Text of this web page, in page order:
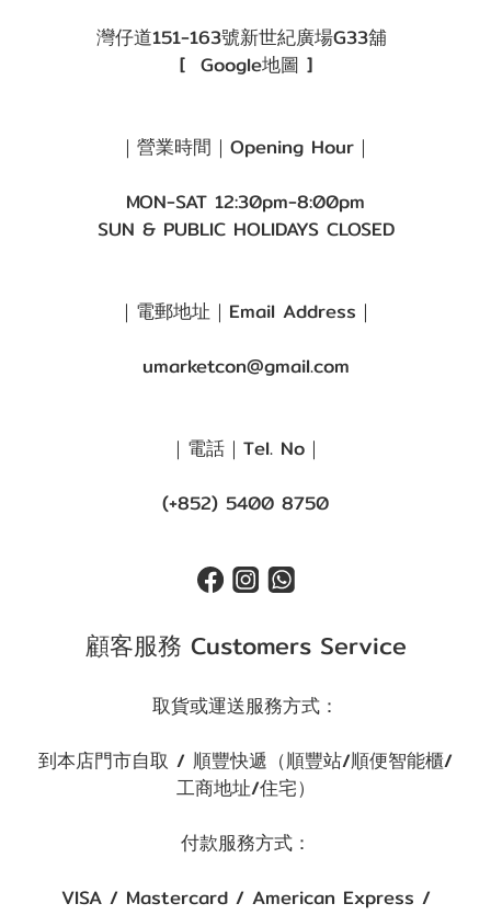
灣仔道151-163號新世紀廣場G33舖
[ Google地圖 ]
｜營業時間｜Opening Hour｜
MON-SAT 12:30pm-8:00pm
SUN & PUBLIC HOLIDAYS CLOSED
｜電郵地址｜Email Address｜
umarketcon@gmail.com
｜電話｜Tel. No｜
(+852) 5400 8750
顧客服務 Customers Service
取貨或運送服務方式：
到本店門市自取 / 順豐快遞（順豐站/順便智能櫃/
工商地址/住宅）
付款服務方式：
VISA / Mastercard / American Express /